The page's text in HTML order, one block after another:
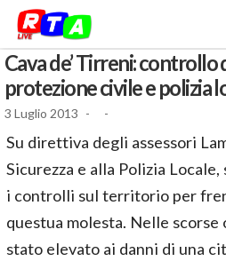
Cava de’ Tirreni:
protezione civile e polizia
3 Luglio 2013 - -
Su direttiva degli assessori
Sicurezza e alla Polizia
i controlli sul territorio per
questua molesta. Nelle scorse
stato elevato ai danni di una